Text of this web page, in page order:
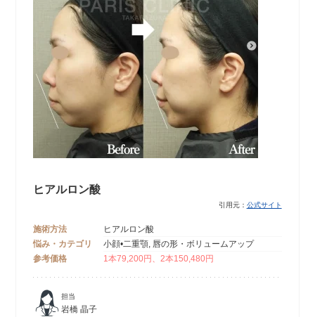
ヒアルロン酸
引用元： 公式サイト
施術方法
ヒアルロン酸
悩み・カテゴリ
小顔•二重顎, 唇の形・ボリュームアップ
参考価格
1本79,200円、2本150,480円
担当
岩橋 晶子